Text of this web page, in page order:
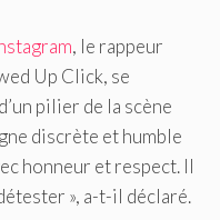
, le rappeur
Up Click, se
pilier de la scène
discrète et humble
honneur et respect. Il
», a-t-il déclaré.